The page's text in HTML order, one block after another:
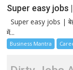
Super easy jobs |
Super easy jobs |
में...
Business Mantra